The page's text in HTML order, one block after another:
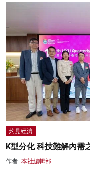
灼見經濟
K型分化 科技難解內需
作者: 本社編輯部